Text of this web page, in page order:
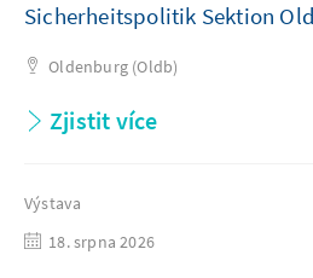
Sicherheitspolitik Sektion
Oldenburg (Oldb)
Zjistit více
Výstava
18. srpna 2026